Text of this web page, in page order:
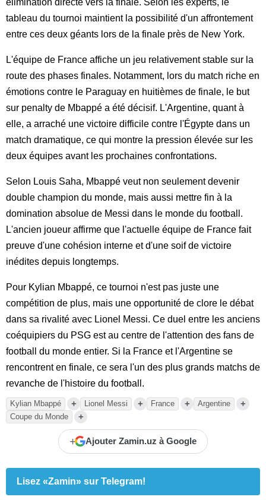
tableau du tournoi maintient la possibilité d'un affrontement
entre ces deux géants lors de la finale près de New York.
L'équipe de France affiche un jeu relativement stable sur la
route des phases finales. Notamment, lors du match riche en
émotions contre le Paraguay en huitièmes de finale, le but
sur penalty de Mbappé a été décisif. L'Argentine, quant à
elle, a arraché une victoire difficile contre l'Égypte dans un
match dramatique, ce qui montre la pression élevée sur les
deux équipes avant les prochaines confrontations.
Selon Louis Saha, Mbappé veut non seulement devenir
double champion du monde, mais aussi mettre fin à la
domination absolue de Messi dans le monde du football.
L'ancien joueur affirme que l'actuelle équipe de France fait
preuve d'une cohésion interne et d'une soif de victoire
inédites depuis longtemps.
Pour Kylian Mbappé, ce tournoi n'est pas juste une
compétition de plus, mais une opportunité de clore le débat
dans sa rivalité avec Lionel Messi. Ce duel entre les anciens
coéquipiers du PSG est au centre de l'attention des fans de
football du monde entier. Si la France et l'Argentine se
rencontrent en finale, ce sera l'un des plus grands matchs de
revanche de l'histoire du football.
Kylian Mbappé + Lionel Messi + France + Argentine +
Coupe du Monde +
+ Ajouter Zamin.uz à Google
Lisez «Zamin» sur Telegram!